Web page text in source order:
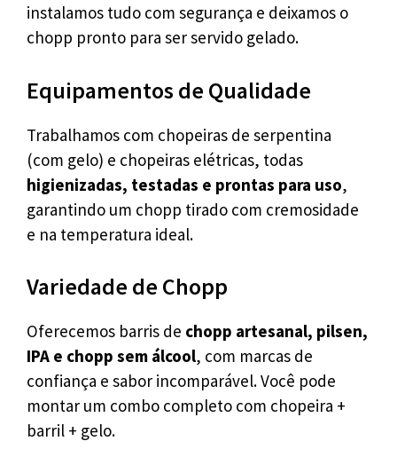
instalamos tudo com segurança e deixamos o
chopp pronto para ser servido gelado.
Equipamentos de Qualidade
Trabalhamos com chopeiras de serpentina
(com gelo) e chopeiras elétricas, todas
higienizadas, testadas e prontas para uso,
garantindo um chopp tirado com cremosidade
e na temperatura ideal.
Variedade de Chopp
Oferecemos barris de chopp artesanal, pilsen,
IPA e chopp sem álcool, com marcas de
confiança e sabor incomparável. Você pode
montar um combo completo com chopeira +
barril + gelo.